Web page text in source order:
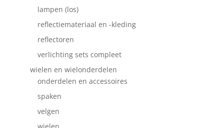
lampen (los)
reflectiemateriaal en -kleding
reflectoren
verlichting sets compleet
wielen en wielonderdelen
onderdelen en accessoires
spaken
velgen